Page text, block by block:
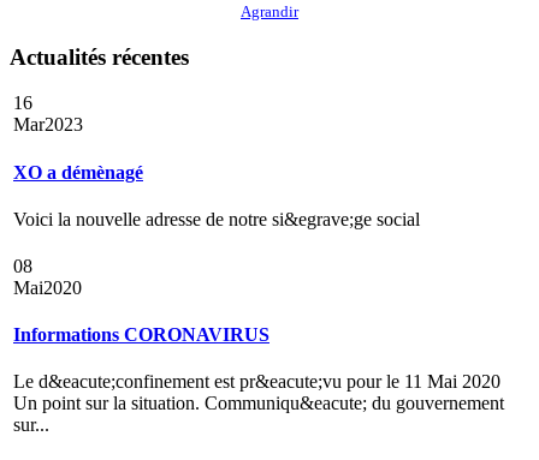
Agrandir
Actualités récentes
16
Mar2023
XO a démènagé
Voici la nouvelle adresse de notre si&egrave;ge social
08
Mai2020
Informations CORONAVIRUS
Le d&eacute;confinement est pr&eacute;vu pour le 11 Mai 2020
Un point sur la situation. Communiqu&eacute; du gouvernement
sur...